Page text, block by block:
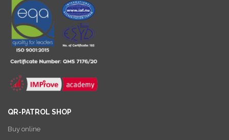
QR-PATROL SHOP
Buy online